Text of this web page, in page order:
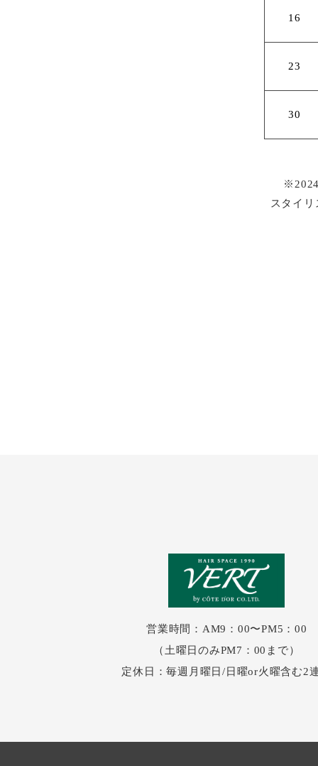
16
23
30
スタイ
営業時間：AM9：00〜PM5：00
（土曜日のみPM7：00まで）
定休日：毎週月曜日/日曜or火曜含む2